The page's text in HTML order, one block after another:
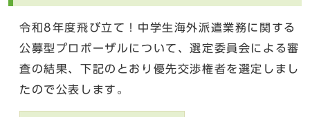
令和8年度飛び立て！中学生海外派遣業務に関する
公募型プロポーザルについて、選定委員会による審
査の結果、下記のとおり優先交渉権者を選定しまし
たので公表します。